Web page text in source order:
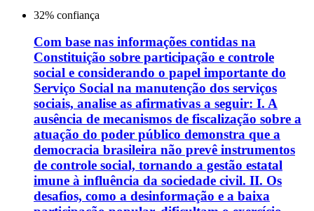
32% confiança
Com base nas informações contidas na
Constituição sobre participação e controle
social e considerando o papel importante do
Serviço Social na manutenção dos serviços
sociais, analise as afirmativas a seguir: I. A
ausência de mecanismos de fiscalização sobre a
atuação do poder público demonstra que a
democracia brasileira não prevê instrumentos
de controle social, tornando a gestão estatal
imune à influência da sociedade civil. II. Os
desafios, como a desinformação e a baixa